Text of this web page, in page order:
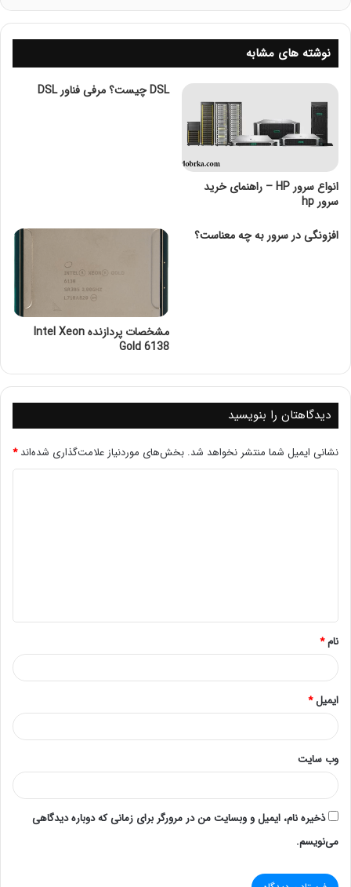
تعریف و عملکرد:
RSA (Rivest-Shamir-Adleman) یک الگوریتم رمزنگاری کلید
عمومی است که
۲،۰۲۴ یا ۴،۰۹۶ بیت)، امنیت الگوریتم نیز افزایش می‌یابد. در
حملات کلاسیک، RSA به عنوان یک الگوریتم امن شناخته
۲. الگوریتم DES
تعریف و عملکرد:
نوشته های مشابه
انواع سرور HP – راهنمای خرید
سرور hp
DSL چیست؟ مرفی فناور DSL
افزونگی در سرور به چه معناست؟
مشخصات پردازنده Intel Xeon
Gold 6138
دیدگاهتان را بنویسید
نشانی ایمیل شما منتشر نخواهد شد. بخش‌های موردنیاز علامت‌گذاری شده‌اند*
نام*
ایمیل*
وب‌ سایت
ذخیره نام، ایمیل و وبسایت من در مرورگر برای زمانی که دوباره دیدگاهی
می‌نویسم.